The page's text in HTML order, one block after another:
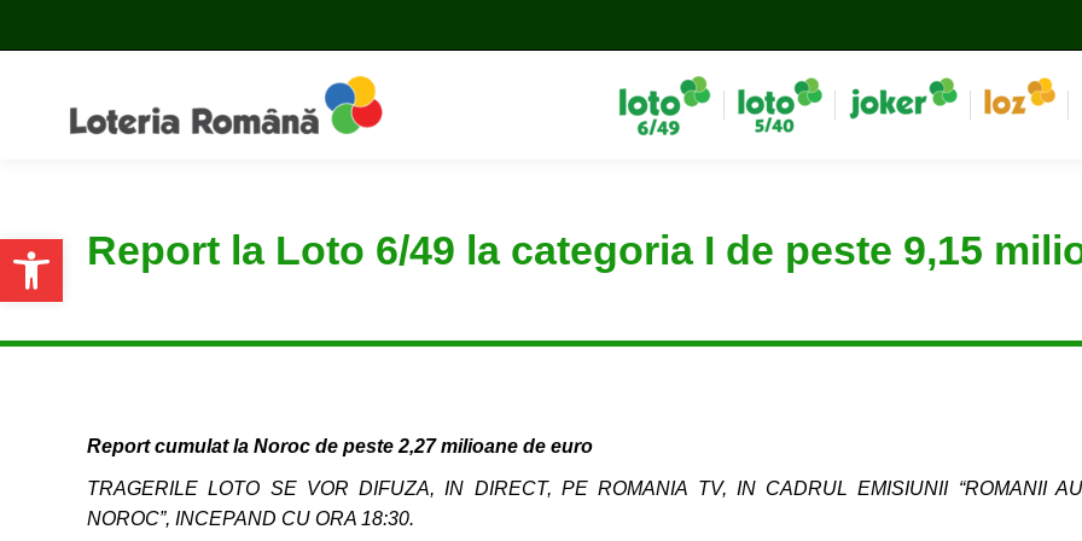
Open toolbarReport la Loto 6/49 la categoria I de peste 9,15
Report cumulat la Noroc de peste 2,27 milioane de euro
TRAGERILE LOTO SE VOR DIFUZA, IN DIRECT, PE ROMANIA TV, IN CADRUL EMISIUNII “ROMANII AU
NOROC”, INCEPAND CU ORA 18:30.